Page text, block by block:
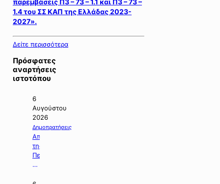
παρεμβάσεις Π3 – 73 – 1.1 και Π3 – 73 –
1.4 του ΣΣ ΚΑΠ της Ελλάδας 2023-
2027».
Δείτε περισσότερα
Πρόσφατες
αναρτήσεις
ιστοτόπου
6
Αυγούστου
2026
Δημοπρατήσεις
Απόφαση
της
Περιφέρειας
Κεντρικής